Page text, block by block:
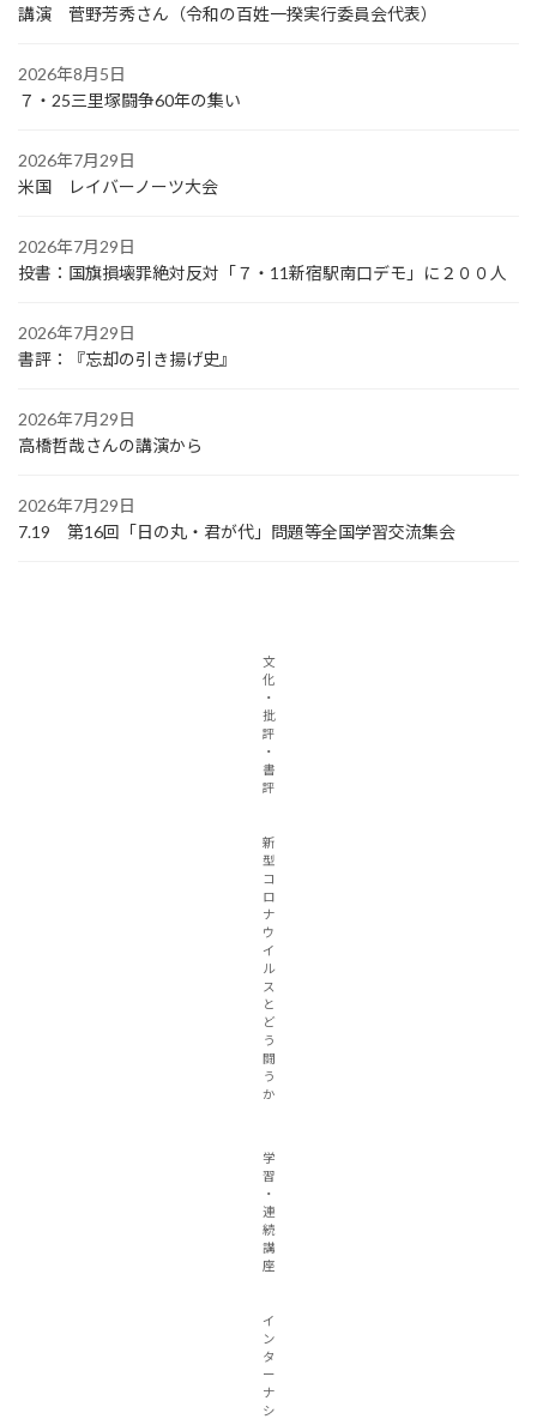
講演 菅野芳秀さん（令和の百姓一揆実行委員会代表）
2026年8月5日
７・25三里塚闘争60年の集い
2026年7月29日
米国 レイバーノーツ大会
2026年7月29日
投書：国旗損壊罪絶対反対「７・11新宿駅南口デモ」に２００人
2026年7月29日
書評：『忘却の引き揚げ史』
2026年7月29日
高橋哲哉さんの講演から
2026年7月29日
7.19 第16回「日の丸・君が代」問題等全国学習交流集会
文
化
・
批
評
・
書
評
新
型
コ
ロ
ナ
ウ
イ
ル
ス
と
ど
う
闘
う
か
学
習
・
連
続
講
座
イ
ン
タ
ー
ナ
シ